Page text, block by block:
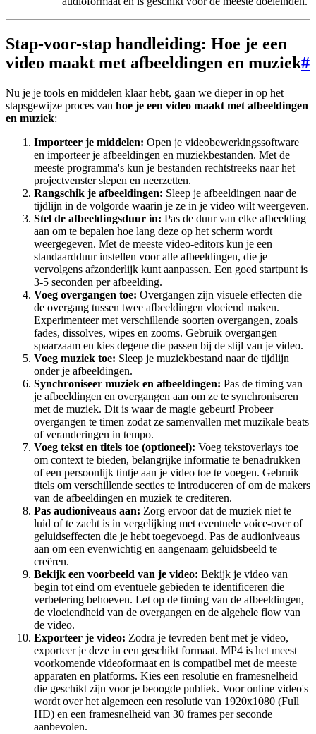
Stap-voor-stap handleiding: Hoe je een
video maakt met afbeeldingen en muziek#
Nu je je tools en middelen klaar hebt, gaan we dieper in op het
stapsgewijze proces van hoe je een video maakt met afbeeldingen
en muziek:
Importeer je middelen: Open je videobewerkingssoftware
en importeer je afbeeldingen en muziekbestanden. Met de
meeste programma's kun je bestanden rechtstreeks naar het
projectvenster slepen en neerzetten.
Rangschik je afbeeldingen: Sleep je afbeeldingen naar de
tijdlijn in de volgorde waarin je ze in je video wilt weergeven.
Stel de afbeeldingsduur in: Pas de duur van elke afbeelding
aan om te bepalen hoe lang deze op het scherm wordt
weergegeven. Met de meeste video-editors kun je een
standaardduur instellen voor alle afbeeldingen, die je
vervolgens afzonderlijk kunt aanpassen. Een goed startpunt is
3-5 seconden per afbeelding.
Voeg overgangen toe: Overgangen zijn visuele effecten die
de overgang tussen twee afbeeldingen vloeiend maken.
Experimenteer met verschillende soorten overgangen, zoals
fades, dissolves, wipes en zooms. Gebruik overgangen
spaarzaam en kies degene die passen bij de stijl van je video.
Voeg muziek toe: Sleep je muziekbestand naar de tijdlijn
onder je afbeeldingen.
Synchroniseer muziek en afbeeldingen: Pas de timing van
je afbeeldingen en overgangen aan om ze te synchroniseren
met de muziek. Dit is waar de magie gebeurt! Probeer
overgangen te timen zodat ze samenvallen met muzikale beats
of veranderingen in tempo.
Voeg tekst en titels toe (optioneel): Voeg tekstoverlays toe
om context te bieden, belangrijke informatie te benadrukken
of een persoonlijk tintje aan je video toe te voegen. Gebruik
titels om verschillende secties te introduceren of om de makers
van de afbeeldingen en muziek te crediteren.
Pas audioniveaus aan: Zorg ervoor dat de muziek niet te
luid of te zacht is in vergelijking met eventuele voice-over of
geluidseffecten die je hebt toegevoegd. Pas de audioniveaus
aan om een ​​evenwichtig en aangenaam geluidsbeeld te
creëren.
Bekijk een voorbeeld van je video: Bekijk je video van
begin tot eind om eventuele gebieden te identificeren die
verbetering behoeven. Let op de timing van de afbeeldingen,
de vloeiendheid van de overgangen en de algehele flow van
de video.
Exporteer je video: Zodra je tevreden bent met je video,
exporteer je deze in een geschikt formaat. MP4 is het meest
voorkomende videoformaat en is compatibel met de meeste
apparaten en platforms. Kies een resolutie en framesnelheid
die geschikt zijn voor je beoogde publiek. Voor online video's
wordt over het algemeen een resolutie van 1920x1080 (Full
HD) en een framesnelheid van 30 frames per seconde
aanbevolen.